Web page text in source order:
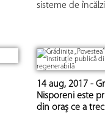
sisteme de
14 aug, 2017 -
Nisporeni este
din oraş ce a